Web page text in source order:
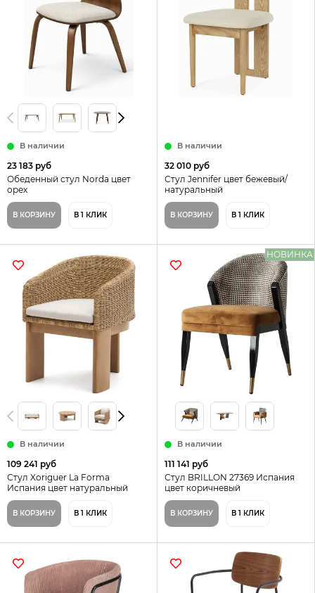
В наличии
23 183 руб
Обеденный стул Norda цвет
орех
В КОРЗИНУ В 1 КЛИК
В наличии
32 010 руб
Стул Jennifer цвет бежевый/
натуральный
В КОРЗИНУ В 1 КЛИК
В наличии
109 241 руб
Стул Xoriguer La Forma
Испания цвет натуральный
В КОРЗИНУ В 1 КЛИК
НОВИНКА
В наличии
111 141 руб
Стул BRILLON 27369 Испания
цвет коричневый
В КОРЗИНУ В 1 КЛИК